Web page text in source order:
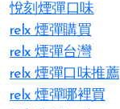
悅刻煙彈口味
relx 煙彈購買
relx 煙彈台灣
relx 煙彈口味推薦
relx 煙彈哪裡買